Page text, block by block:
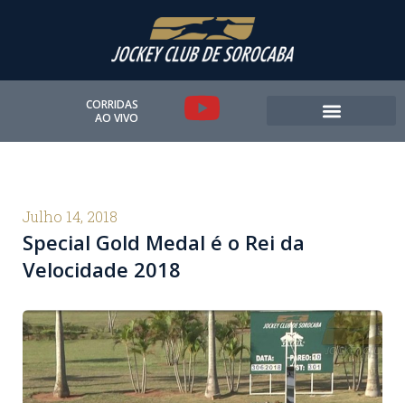
CORRIDAS
AO VIVO
Y
o
u
e
Julho 14, 2018
Special Gold Medal é o Rei da
Velocidade 2018